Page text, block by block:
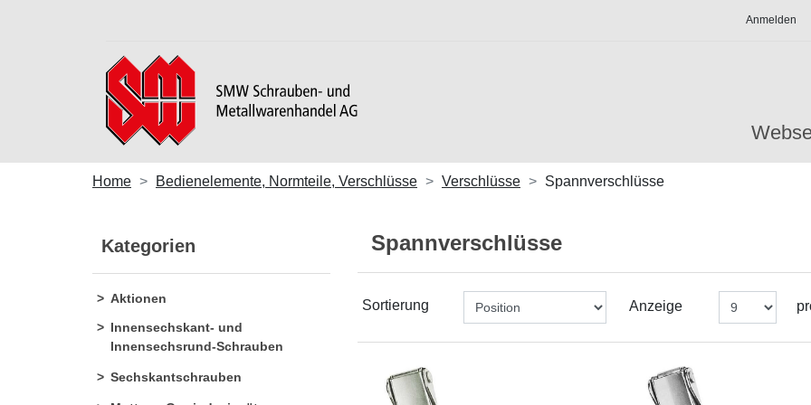
Anmelden
Home Bedienelemente, Normteile, Verschlüsse Verschlüsse Spannverschlüsse
Kategorien
Aktionen
Innensechskant- und
Innensechsrund-Schrauben
Sechskantschrauben
Spannverschlüsse
Sortierung Anzeige